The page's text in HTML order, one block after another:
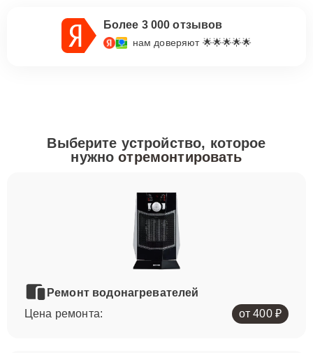
Более 3 000 отзывов
нам доверяют 🌟🌟🌟🌟🌟
Выберите устройство, которое
нужноотремонтировать
Ремонт водонагревателей
Цена ремонта:
от 400 ₽